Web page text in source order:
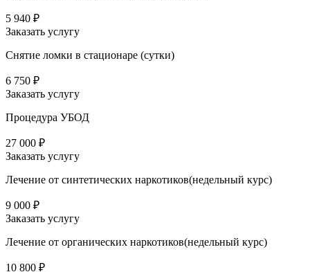
5 940 ₽
Заказать услугу
Снятие ломки в стационаре (сутки)
6 750 ₽
Заказать услугу
Процедура УБОД
27 000 ₽
Заказать услугу
Лечение от синтетических наркотиков(недельный курс)
9 000 ₽
Заказать услугу
Лечение от органических наркотиков(недельный курс)
10 800 ₽